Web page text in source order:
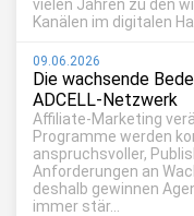
vielen Jahren zu den
Kanälen im digitalen
09.06.2026
Die wachsende
ADCELL-Netzwerk
Affiliate-Marketing
Programme werden
anspruchsvoller,
Anforderungen an
deshalb gewinnen
immer stär...